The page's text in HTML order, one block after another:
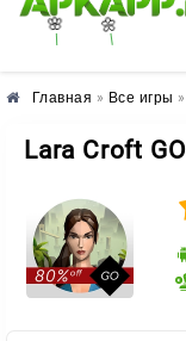
🌸 🌼
Главная » Все игры »
Lara Croft GO